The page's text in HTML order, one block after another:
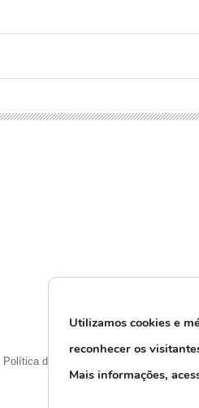
Política de Privacidade e Proteção de
Utilizamos cookies e
reconhecer os
Mais informações,